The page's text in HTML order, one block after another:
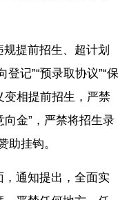
提前招生、超计划
记”“预录取协议”“保
变相提前招生，严禁
向金”，严禁将招生录
助挂钩。
通知提出，全面实